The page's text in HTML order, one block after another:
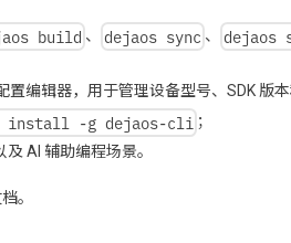
build 、 dejaos sync 、 dejaos
置编辑器，用于管理设备型号、SDK 版本
install -g dejaos-cli ；
AI 辅助编程场景。
。